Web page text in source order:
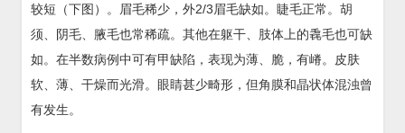
较短（下图）。眉毛稀少，外2/3眉毛缺如。睫毛正常。胡
须、阴毛、腋毛也常稀疏。其他在躯干、肢体上的毳毛也可缺
如。在半数病例中可有甲缺陷，表现为薄、脆，有嵴。皮肤
软、薄、干燥而光滑。眼睛甚少畸形，但角膜和晶状体混浊曾
有发生。